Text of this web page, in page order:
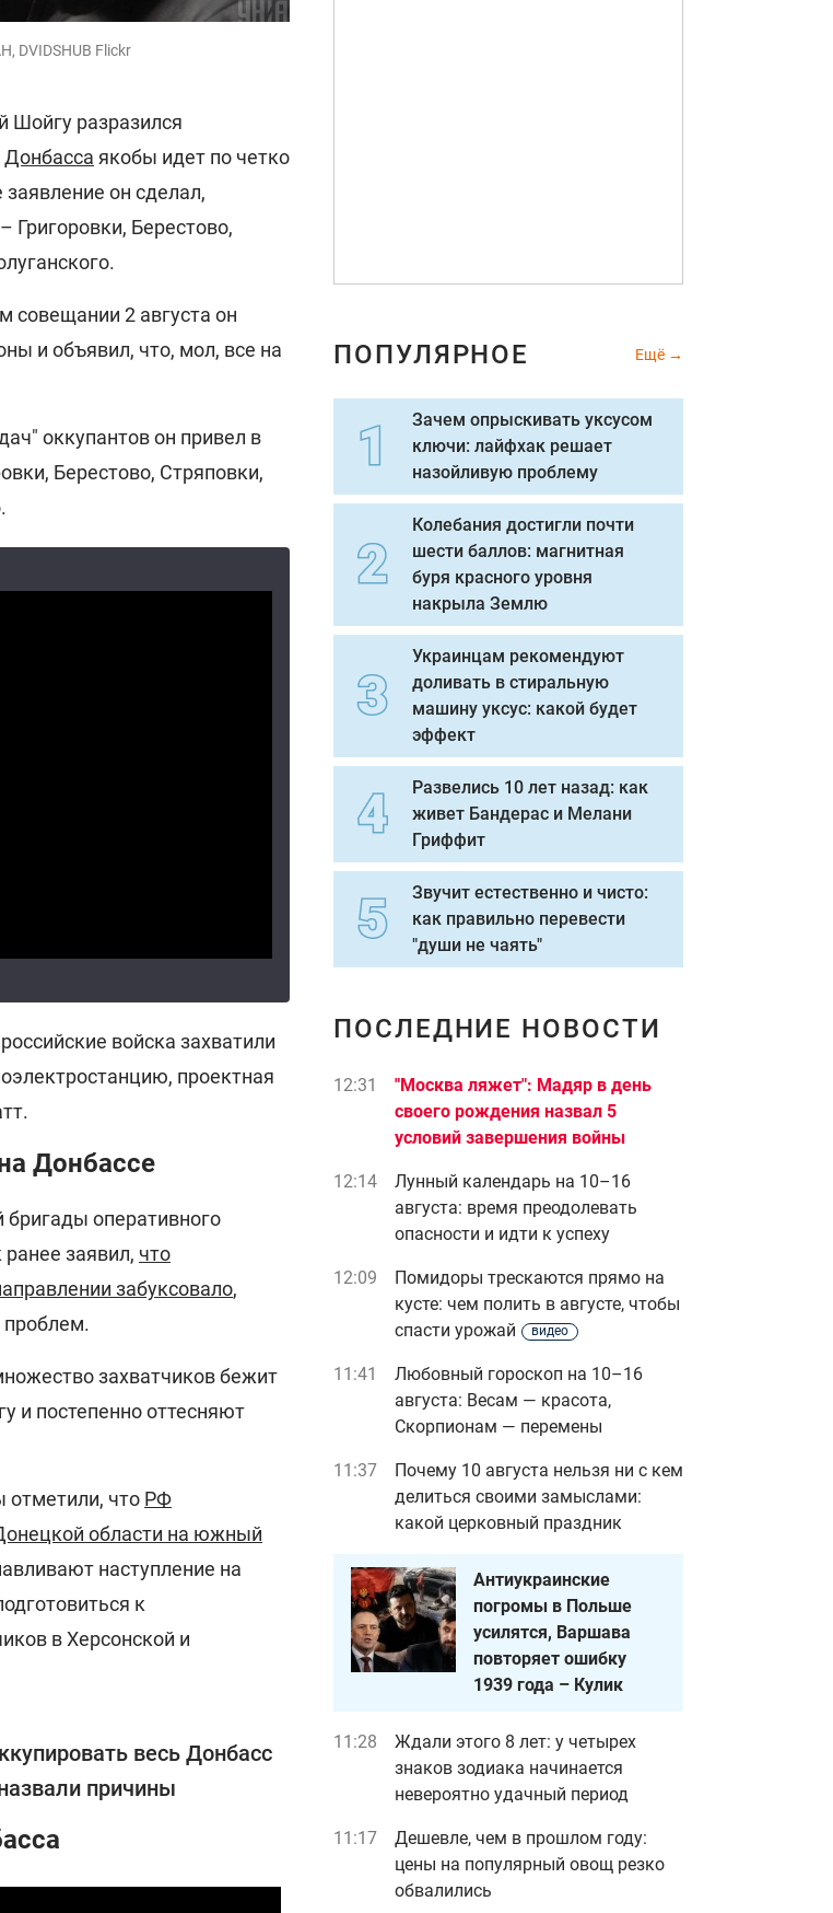
DVIDSHUB Flickr
Шойгу разразился
Донбасса якобы идет по четко
он сделал,
Григоровки, Берестово,
совещании 2 августа он
и объявил, что, мол, все на
оккупантов он привел в
Берестово, Стряповки,
войска захватили
проектная
Донбассе
бригады оперативного
заявил, что
забуксовало,
проблем.
захватчиков бежит
и постепенно оттесняют
отметили, что РФ
области на южный
наступление на
к
в Херсонской и
весь Донбасс
причины
ПОПУЛЯРНОЕ Ещё
Зачем опрыскивать уксусом
ключи: лайфхак решает
назойливую проблему
Колебания достигли почти
шести баллов: магнитная
буря красного уровня
накрыла Землю
Украинцам рекомендуют
доливать в стиральную
машину уксус: какой будет
эффект
Развелись 10 лет назад: как
живет Бандерас и Мелани
Гриффит
Звучит естественно и чисто:
как правильно перевести
"души не чаять"
ПОСЛЕДНИЕ НОВОСТИ
12:31
"Москва ляжет": Мадяр в день
своего рождения назва л 5
условий завершения войны
12:14
Лунный календарь на 10–16
августа: время преодолевать
опасности и идти к успеху
12:09
Помидоры трескаются прямо на
кусте: чем полить в августе, чтобы
спасти урожай
видео
11:41
Любовный гороскоп на 10–16
августа: Весам — красота,
Скорпионам — перемены
11:37
Почему 10 августа нельзя ни с кем
делиться своими замыслами:
какой церковный праздник
Антиукраинские
погромы в Польше
усилятся, Варшава
повторяет ошибку
1939 года – Кулик
11:28
Ждали этого 8 лет: у четырех
знаков зодиака начинается
невероятно удачный период
11:17
Дешевле, чем в прошлом году:
цены на популярный овощ резко
обвалились